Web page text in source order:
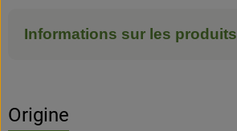
Informations sur les produits
Origine